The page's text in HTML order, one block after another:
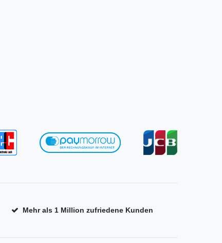
Mehr als 1 Million zufriedene Kunden